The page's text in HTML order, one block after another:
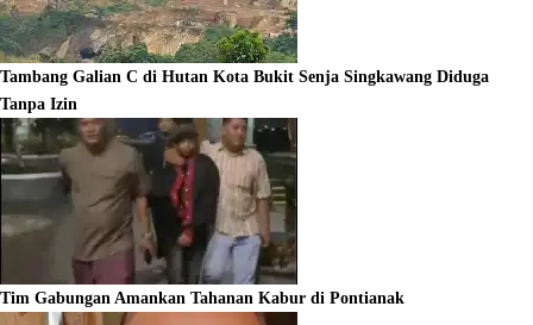
Tambang Galian C di Hutan Kota Bukit Senja Singkawang Diduga
Tanpa Izin
Tim Gabungan Amankan Tahanan Kabur di Pontianak